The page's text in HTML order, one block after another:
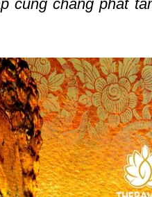
cũng chẳng phát